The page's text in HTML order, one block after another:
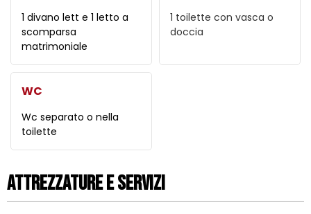
1 divano lett e 1 letto a
scomparsa
matrimoniale
1 toilette con vasca o
doccia
WC
Wc separato o nella
toilette
Attrezzature e Servizi